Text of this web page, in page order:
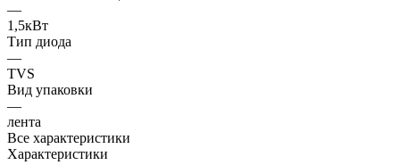
—
1,5кВт
Тип диода
—
TVS
Вид упаковки
—
лента
Все характеристики
Характеристики